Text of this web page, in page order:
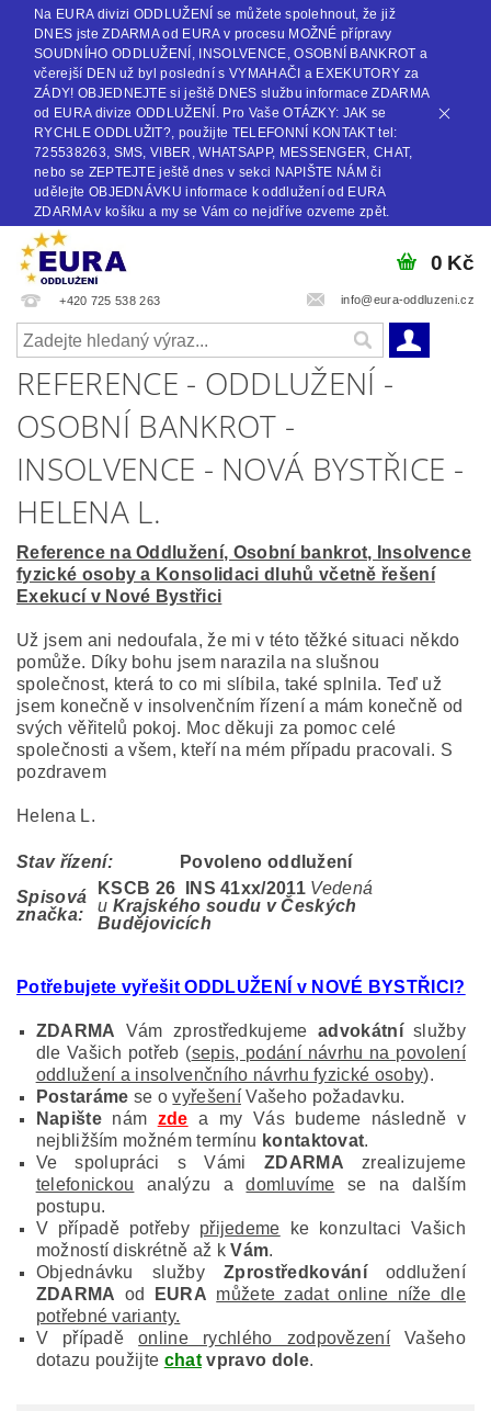
Na EURA divizi ODDLUŽENÍ se můžete spolehnout, že již
DNES jste ZDARMA od EURA v procesu MOŽNÉ přípravy
SOUDNÍHO ODDLUŽENÍ, INSOLVENCE, OSOBNÍ BANKROT a
včerejší DEN už byl poslední s VYMAHAČI a EXEKUTORY za
ZÁDY! OBJEDNEJTE si ještě DNES službu informace ZDARMA
od EURA divize ODDLUŽENÍ. Pro Vaše OTÁZKY: JAK se
RYCHLE ODDLUŽIT?, použijte TELEFONNÍ KONTAKT tel:
725538263, SMS, VIBER, WHATSAPP, MESSENGER, CHAT,
nebo se ZEPTEJTE ještě dnes v sekci NAPIŠTE NÁM či
udělejte OBJEDNÁVKU informace k oddlužení od EURA
ZDARMA v košíku a my se Vám co nejdříve ozveme zpět.
+420 725 538 263 info@eura-oddluzeni.cz
0 Kč
REFERENCE - ODDLUŽENÍ -
OSOBNÍ BANKROT -
INSOLVENCE - NOVÁ BYSTŘICE -
HELENA L.
Reference na Oddlužení, Osobní bankrot, Insolvence
fyzické osoby a Konsolidaci dluhů včetně řešení
Exekucí v Nové Bystřici
Už jsem ani nedoufala, že mi v této těžké situaci někdo
pomůže. Díky bohu jsem narazila na slušnou
společnost, která to co mi slíbila, také splnila. Teď už
jsem konečně v insolvenčním řízení a mám konečně od
svých věřitelů pokoj. Moc děkuji za pomoc celé
společnosti a všem, kteří na mém případu pracovali. S
pozdravem
Helena L.
Stav řízení:
Povoleno oddlužení
Spisová
značka:
KSCB 26 INS 41xx/2011 Vedená
u Krajského soudu v Českých
Budějovicích
Potřebujete vyřešit ODDLUŽENÍ v NOVÉ BYSTŘICI?
ZDARMA Vám zprostředkujeme advokátníslužby
dle Vašich potřeb (sepis, podání návrhu na povolení
oddlužení a insolvenčního návrhu fyzické osoby).
Postaráme se ovyřešeníVašeho požadavku.
Napištenám zde a my Vás budeme následně v
nejbližším možném termínu kontaktovat.
Ve spolupráci s Vámi ZDARMA zrealizujeme
telefonickou analýzu adomluvíme se na dalším
postupu.
V případě potřeby přijedeme ke konzultaci Vašich
možností diskrétně až kVám.
Objednávku služby
Zprostředkováníoddlužení
ZDARMA od EURA můžete zadat online níže dle
potřebné varianty.
V případěonline rychlého zodpovězení Vašeho
dotazu použijte chatvpravo dole.